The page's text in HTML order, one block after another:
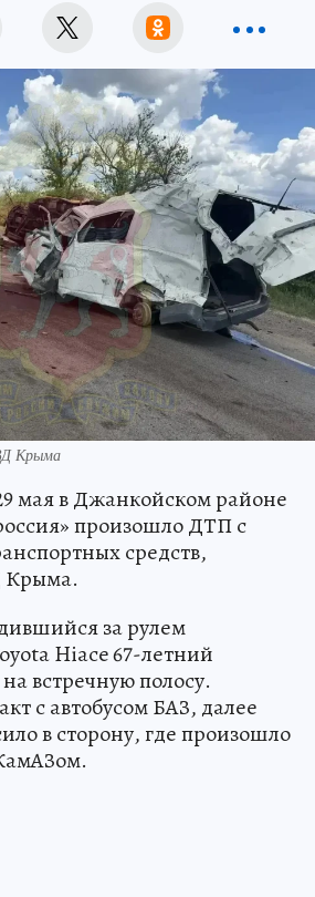
Крыма
мая в Джанкойском районе
произошло ДТП с
средств,
Крыма.
за рулем
Hiace 67-летний
встречную полосу.
с автобусом БАЗ, далее
в сторону, где произошло